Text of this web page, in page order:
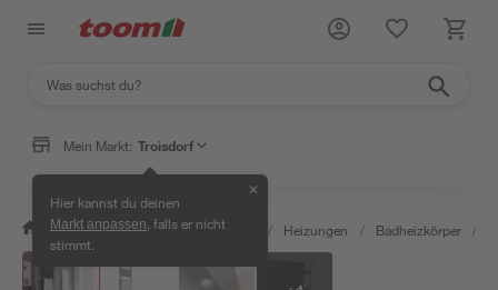
Mein Markt: Troisdorf
Hier kannst du deinen
Markt anpassen , falls er nicht
stimmt.
✕
/ Bauen & Renovieren / Heizen / Heizungen / Badheizkörper /